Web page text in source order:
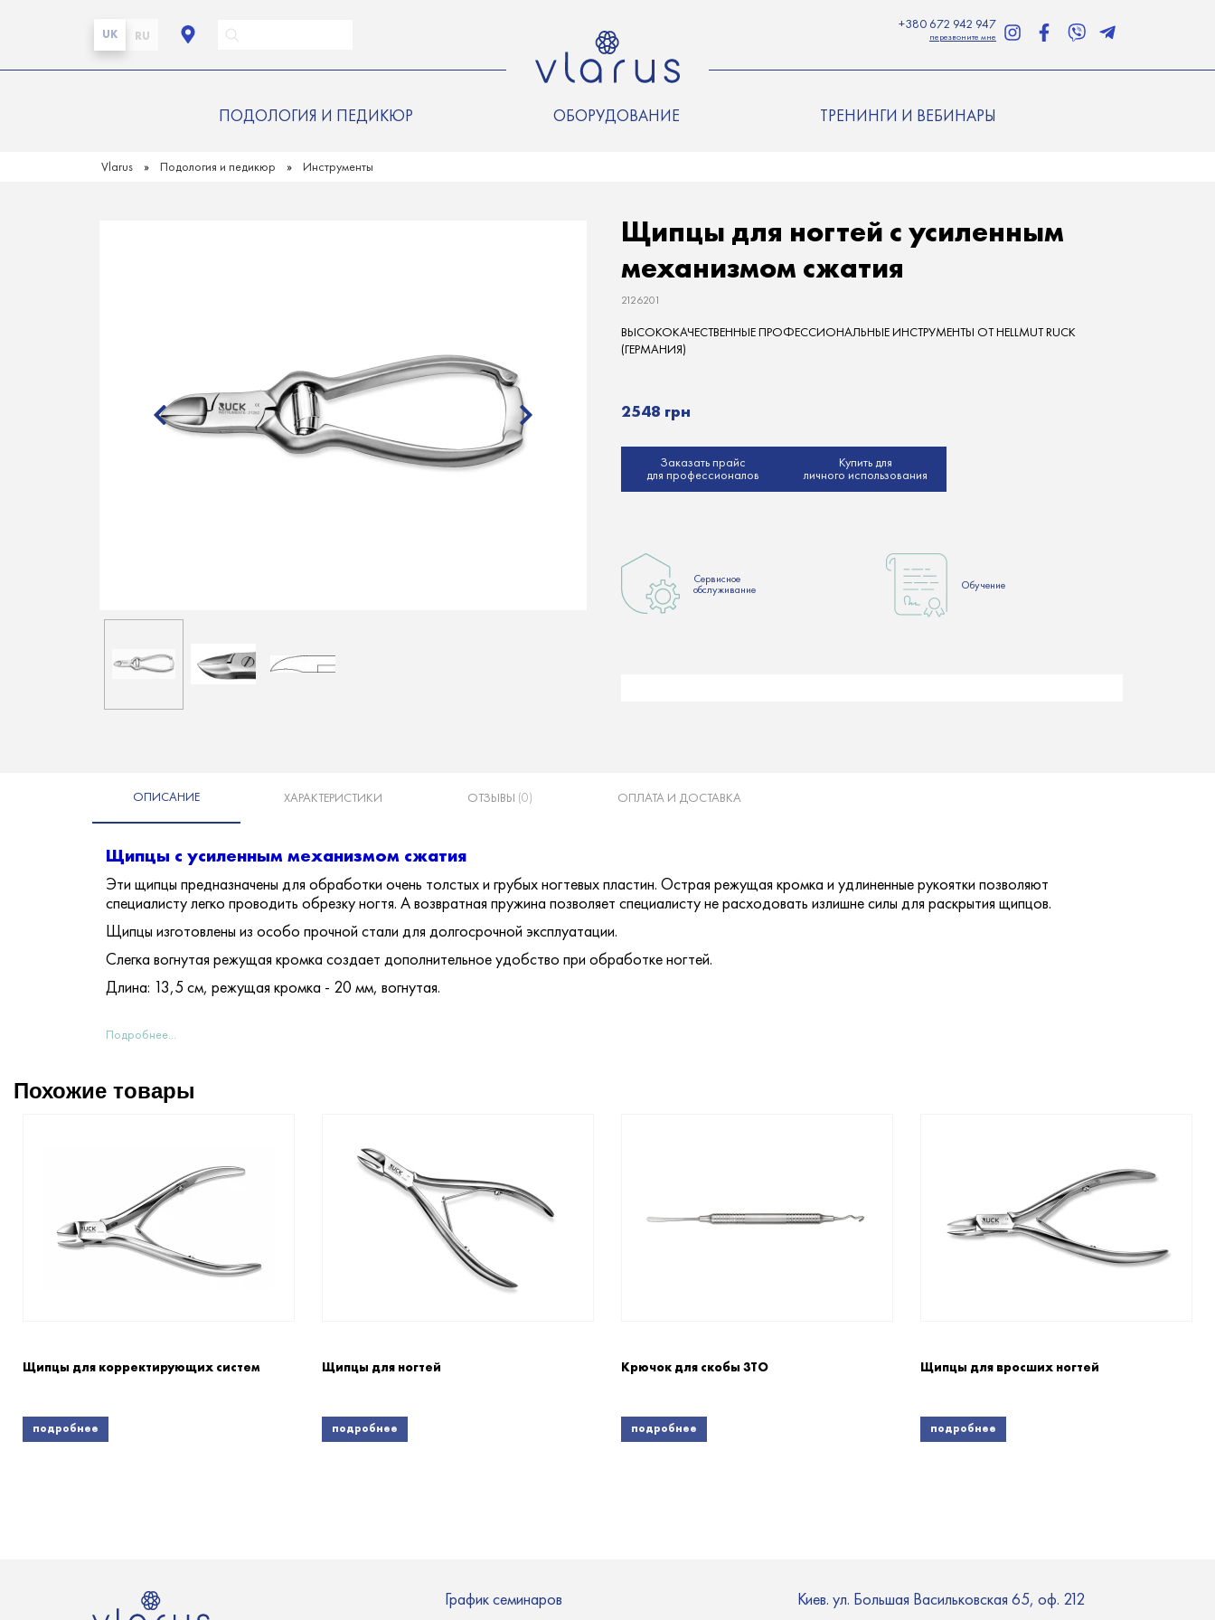
RU
UK
+380 672 942 947
перезвоните мне
ПОДОЛОГИЯ И ПЕДИКЮР ОБОРУДОВАНИЕ ТРЕНИНГИ И ВЕБИНАРЫ
Vlarus Подология и педикюр Инструменты
Щипцы для ногтей с усиленным
механизмом сжатия
2126201
ВЫСОКОКАЧЕСТВЕННЫЕ ПРОФЕССИОНАЛЬНЫЕ ИНСТРУМЕНТЫ ОТ HELLMUT RUCK
(ГЕРМАНИЯ)
2548 грн
Заказать прайс
для профессионалов
Купить для
личного использования
Сервисное
обслуживание
Обучение
ОПИСАНИЕ ХАРАКТЕРИСТИКИ ОТЗЫВЫ (0) ОПЛАТА И ДОСТАВКА
Щипцы с усиленным механизмом сжатия
Эти щипцы предназначены для обработки очень толстых и грубых ногтевых пластин. Острая режущая кромка и удлиненные рукоятки позволяют
специалисту легко проводить обрезку ногтя. А возвратная пружина позволяет специалисту не расходовать излишне силы для раскрытия щипцов.
Щипцы изготовлены из особо прочной стали для долгосрочной эксплуатации.
Слегка вогнутая режущая кромка создает дополнительное удобство при обработке ногтей.
Длина: 13,5 см, режущая кромка - 20 мм, вогнутая.
Подробнее...
Похожие товары
Щипцы для корректирующих систем
подробнее
Щипцы для ногтей
подробнее
Крючок для скобы 3ТО
подробнее
Щипцы для вросших ногтей
подробнее
График семинаров
Киев. ул. Большая Васильковская 65, оф. 212